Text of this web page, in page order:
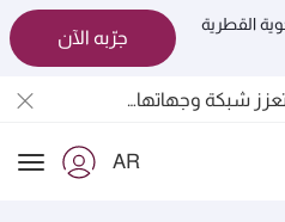
القطرية
جرّبه الآن
الخطوط الجوية القطرية تعزز شبكة وجهاتها العالمية لتشمل ما يزيد عن 160 وجهة
18 يونيو 2026: تحديثات خاصة باصطحاب الشواحن المحمولة أثناء السفر
AR